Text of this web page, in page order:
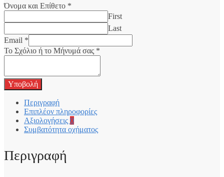
Όνομα και Επίθετο *
First
Last
Email *
Το Σχόλιο ή το Μήνυμά σας *
Υποβολή
Περιγραφή
Επιπλέον πληροφορίες
Αξιολογήσεις 0
Συμβατότητα οχήματος
Περιγραφή